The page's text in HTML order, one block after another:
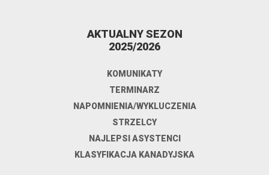
AKTUALNY SEZON
2025/2026
KOMUNIKATY
TERMINARZ
NAPOMNIENIA/WYKLUCZENIA
STRZELCY
NAJLEPSI ASYSTENCI
KLASYFIKACJA KANADYJSKA